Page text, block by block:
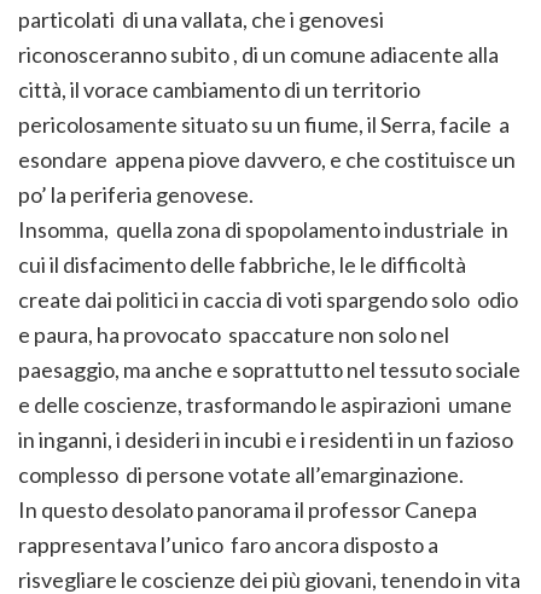
particolati di una vallata, che i genovesi
riconosceranno subito , di un comune adiacente alla
città, il vorace cambiamento di un territorio
pericolosamente situato su un fiume, il Serra, facile a
esondare appena piove davvero, e che costituisce un
po’ la periferia genovese.
Insomma, quella zona di spopolamento industriale in
cui il disfacimento delle fabbriche, le le difficoltà
create dai politici in caccia di voti spargendo solo odio
e paura, ha provocato spaccature non solo nel
paesaggio, ma anche e soprattutto nel tessuto sociale
e delle coscienze, trasformando le aspirazioni umane
in inganni, i desideri in incubi e i residenti in un fazioso
complesso di persone votate all’emarginazione.
In questo desolato panorama il professor Canepa
rappresentava l’unico faro ancora disposto a
risvegliare le coscienze dei più giovani, tenendo in vita